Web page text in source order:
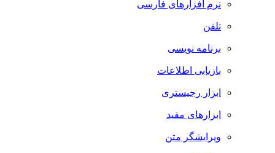
نرم افزارهای فارسی
تلفن
برنامه نویسی
بازیابی اطلاعات
ابزار رجیستری
ابزارهای مفید
ویرایشگر متن